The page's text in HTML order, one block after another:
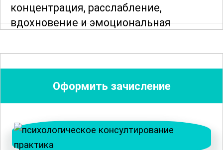
концентрация, расслабление,
вдохновение и эмоциональная
с методами, которые помогают
активировать и поддерживать
творческие способностив различных
восстановления энергии, что является
важным элементом для поддержания
Оформить зачисление